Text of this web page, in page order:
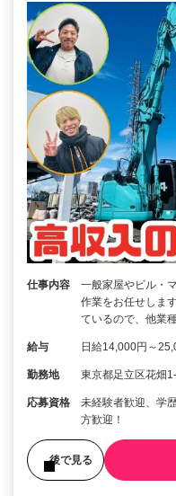
仕事内容
一般家屋やビル・
作業をお任せしま
ているので、他業
給与 日給14,000円～
勤務地 東京都足立区花畑
応募資格
未経験者歓迎、学
方歓迎！
後で見る